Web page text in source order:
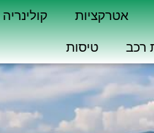
אטרקציות קולינריה
רכב טיסות